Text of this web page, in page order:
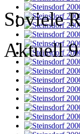
Soviele
Aktuell